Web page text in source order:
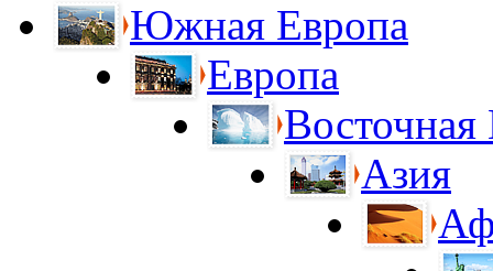
Южная Европа
Европа
Восточная
Азия